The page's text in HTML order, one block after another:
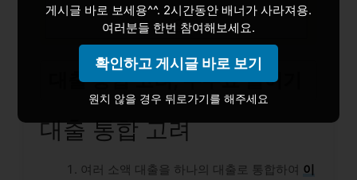
대출 통합 고려, 수수료 줄이기
대출 통합 고려
여러 소액 대출을 하나의 대출로 통합하여 이
게시글 바로 보세용^^. 2시간동안 배너가 사라져용.
여러분들 한번 참여해보세요.
확인하고 게시글 바로 보기
원치 않을 경우 뒤로가기를 해주세요